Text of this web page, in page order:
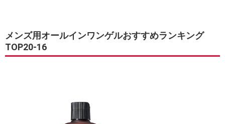
メンズ用オールインワンゲルおすすめランキング
TOP20-16